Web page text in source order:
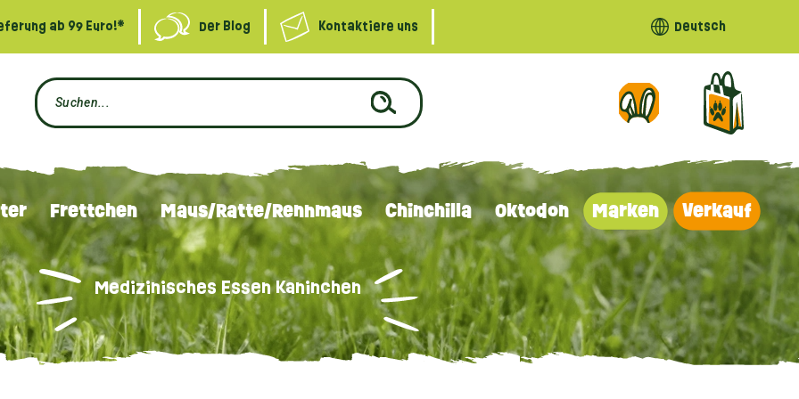
ab 99 Euro!* Der Blog Kontaktiere uns Deutsch
Frettchen Maus/Ratte/Rennmaus Chinchilla Oktodon Marken Verkauf
Medizinisches Essen Kaninchen